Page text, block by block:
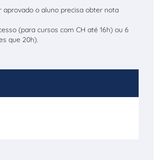
o aluno precisa obter nota
(para cursos com CH até 16h) ou 6
que 20h).